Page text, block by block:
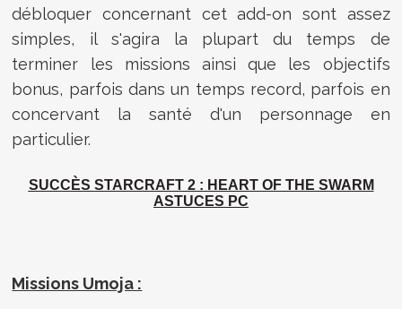
débloquer concernant cet add-on sont assez
simples, il s'agira la plupart du temps de
terminer les missions ainsi que les objectifs
bonus, parfois dans un temps record, parfois en
concervant la santé d'un personnage en
particulier.
SUCCÈS STARCRAFT 2 : HEART OF THE SWARM
ASTUCES PC
Missions Umoja :